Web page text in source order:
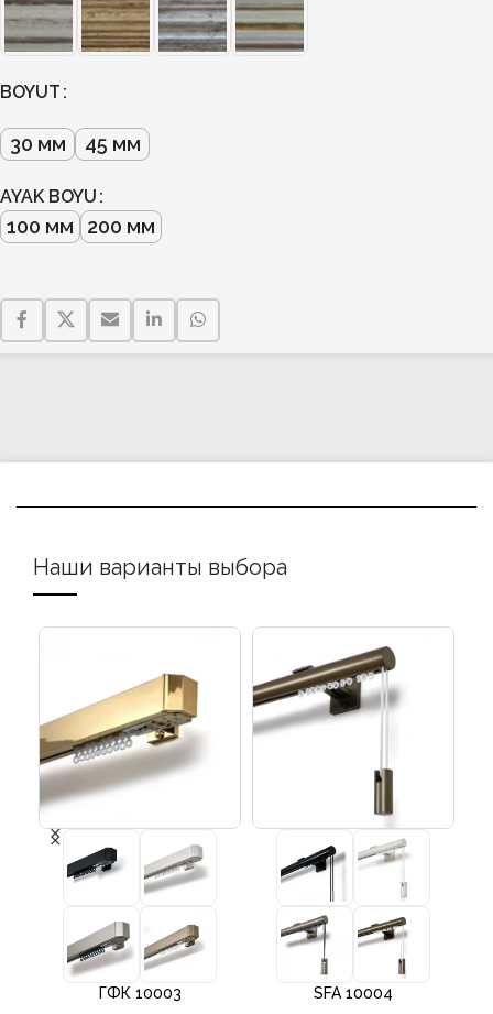
BOYUT
30 мм 45 мм
AYAK BOYU
100 мм 200 мм
Наши варианты выбора
ГФК 10003 SFA 10004